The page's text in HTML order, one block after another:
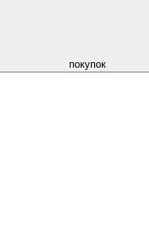
покупок